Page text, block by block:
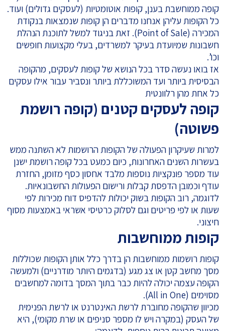
קופה ממוחשבת בענן, קופות אוטומטיות (לעסקים גדולים) ועוד.
כל הקופות עליהן אנחנו מדברים הן קופות שנמצאות בנקודת
המכירה (Point of Sale). זאת בניגוד למשל לתוכנת הנהלת
חשבונות שמיועדת בעיקר למשרדים, בעלי מקצועות חופשים
וכו’.
אז בואו נעשה סדר בכל הנושא של קופות לעסקים, מהקופה
הבסיסית ביותר ועד המשוכללת ביותר ונסביר עבור אילו עסקים
כל אחת מהן רלוונטית
קופה לעסקים קטנים (קופה רושמת
פשוטה)
למרות שעיקרון הפעולה של הקופות הרושמות לא השתנה ממש
בעשרות השנים האחרונות, כיום כמעט בכל קופה רושמת ישנן
עוד מספר פונקציות נוספות מלבד אחסון כסף מזומן, החזרת
עודף וכמובן הדפסת קבלות ורישום הפעולות החשבונאיות.
לדוגמה, רוב הקופות בשוק יכולות להדפיס דוח מכירות לפי
שעות או לפי פריטים וגם לסלוק כרטיסי אשראי באמצעות מסוף
חיצוני.
קופות ממוחשבות
קופות רושמות ממוחשבות הן בדרך כלל אותן הקופות שכוללות
מסך מחשב קטן או צג מגע (בדגמים היותר מודרניים) ולמעשה
הקופה עצמה יכולה להיות כבר בתוך המסך בדומה למחשבים
מסוימים (All in One).
מכיוון שהקופה מחוברת לרשת האינטרנט או לרשת הפנימית
של העסק (במקרה ויש לו מספר סניפים או שרת מקומי), היא